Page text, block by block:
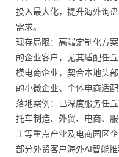
投入最大化，提升海外询
需求。
现存局限：高端定制化方
的企业客户，尤其适配任
模电商企业，契合本地头
的小微企业、个体电商适配
落地案例：已深度服务任
托车制造、外贸、电商、
工等重点产业及电商园区
部分外贸客户海外AI智能